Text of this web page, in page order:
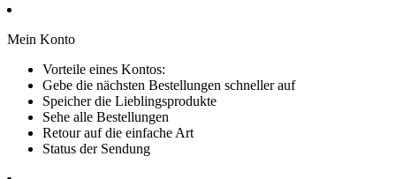
Mein Konto
Vorteile eines Kontos:
Gebe die nächsten Bestellungen schneller auf
Speicher die Lieblingsprodukte
Sehe alle Bestellungen
Retour auf die einfache Art
Status der Sendung